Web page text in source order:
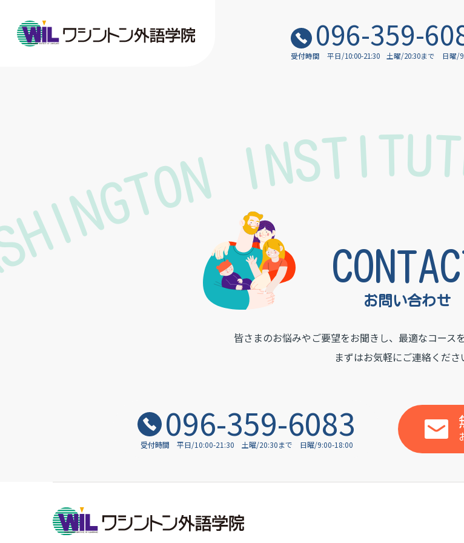
096-359-
受付時間 平日/10:00-21:30 土曜/20:30まで 日曜/
お問い合わせ
皆さまのお悩みやご要望をお聞きし、 最適なコース
まずはお気軽にご連絡くださ
096-359-6083
受付時間 平日/10:00-21:30 土曜/20:30まで 日曜/9:00-18:00